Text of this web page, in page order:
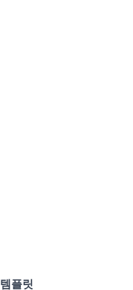
템플릿